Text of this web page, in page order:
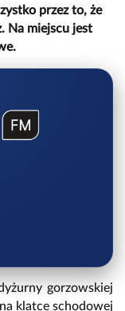
przez to, że
Na miejscu jest
gorzowskiej
klatce schodowej